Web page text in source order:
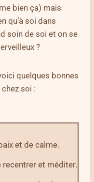
bien ça) mais
qu’à soi dans
soin de soi et on se
?
quelques bonnes
chez soi :
et de calme.
recentrer et méditer.